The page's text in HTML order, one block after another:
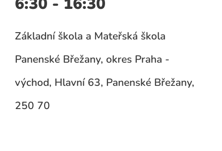
Základní škola a Mateřská škola
Panenské Břežany, okres Praha -
východ, Hlavní 63, Panenské Břežany,
250 70